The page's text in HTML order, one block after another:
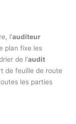
l’auditeur
plan fixe les
de l’audit
de feuille de route
les parties